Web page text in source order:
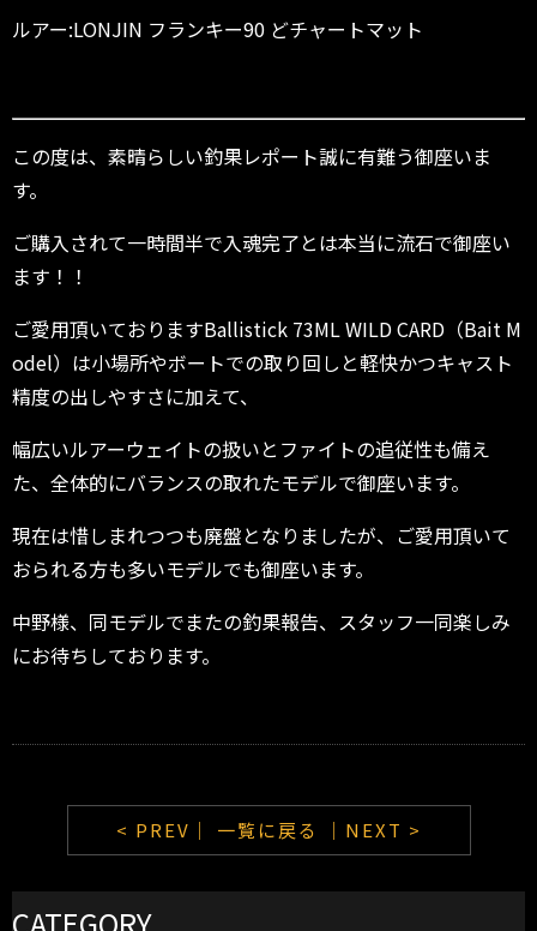
ルアー:LONJIN フランキー90 どチャートマット
この度は、素晴らしい釣果レポート誠に有難う御座いま
す。
ご購入されて一時間半で入魂完了とは本当に流石で御座い
ます！！
ご愛用頂いておりますBallistick 73ML WILD CARD（Bait M
odel）は小場所やボートでの取り回しと軽快かつキャスト
精度の出しやすさに加えて、
幅広いルアーウェイトの扱いとファイトの追従性も備え
た、全体的にバランスの取れたモデルで御座います。
現在は惜しまれつつも廃盤となりましたが、ご愛用頂いて
おられる方も多いモデルでも御座います。
中野様、同モデルでまたの釣果報告、スタッフ一同楽しみ
にお待ちしております。
< PREV｜ 一覧に戻る ｜NEXT >